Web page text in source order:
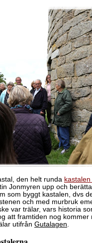
den helt runda
Jonmyren upp och
som byggt kastalen, dvs
och med murbruk
var trälar, vars historia
att framtiden nog kommer
utifrån Gutalagen.